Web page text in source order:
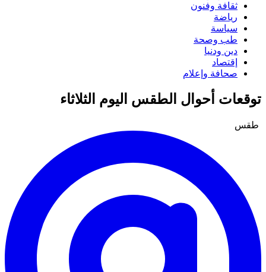
ثقافة وفنون
رياضة
سياسة
طب وصحة
دين ودنيا
إقتصاد
صحافة وإعلام
توقعات أحوال الطقس اليوم الثلاثاء
طقس